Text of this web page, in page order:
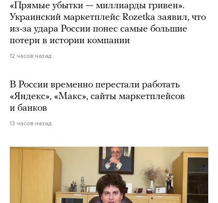
«Прямые убытки — миллиарды гривен».
Украинский маркетплейс Rozetka заявил, что
из-за удара России понес самые большие
потери в истории компании
12 часов назад
В России временно перестали работать
«Яндекс», «Макс», сайты маркетплейсов
и банков
13 часов назад